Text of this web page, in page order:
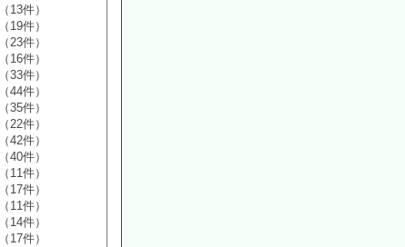
（13件）
（19件）
（23件）
（16件）
（33件）
（44件）
（35件）
（22件）
（42件）
（40件）
（11件）
（17件）
（11件）
（14件）
（17件）